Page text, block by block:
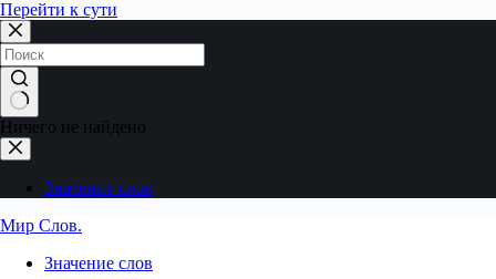
Перейти к сути
Ничего не найдено
Значение слов
Мир Слов.
Значение слов